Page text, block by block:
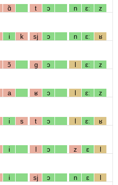
ɑ̃ t ɔ n ɛː z
i k sj ɔ n ɛː ʁ
ɔ̃ g ɔ l ɛː z
a ʁ ɔ l ɛː z
i s t ɔ l ɛː ʁ
i l ɔ z ɛ l
i sj ɔ n ɛ l